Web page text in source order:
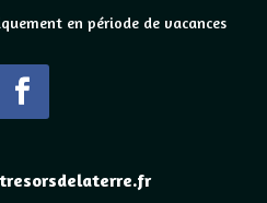
en période de vacances